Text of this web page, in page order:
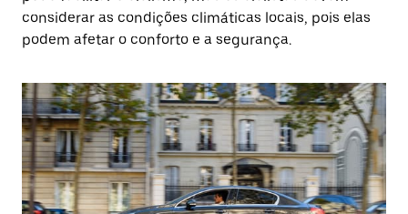
considerar as condições climáticas locais, pois elas
podem afetar o conforto e a segurança.